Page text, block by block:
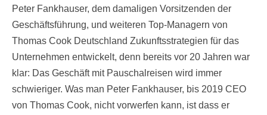
Peter Fankhauser, dem damaligen Vorsitzenden der
Geschäftsführung, und weiteren Top-Managern von
Thomas Cook Deutschland Zukunftsstrategien für das
Unternehmen entwickelt, denn bereits vor 20 Jahren war
klar: Das Geschäft mit Pauschalreisen wird immer
schwieriger. Was man Peter Fankhauser, bis 2019 CEO
von Thomas Cook, nicht vorwerfen kann, ist dass er